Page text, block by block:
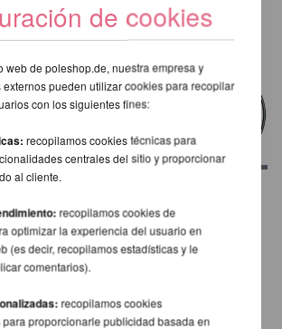
2
desde 221,85 EUR
incl. 20 % I.V.A. exkl.
gastos de envio
de cookies
web de poleshop.de, nuestra empresa y
externos pueden utilizar cookies para recopilar
con los siguientes fines:
recopilamos cookies técnicas para
centrales del sitio y proporcionar
al cliente.
recopilamos cookies de
optimizar la experiencia del usuario en
(es decir, recopilamos estadísticas y le
comentarios).
recopilamos cookies
proporcionarle publicidad basada en